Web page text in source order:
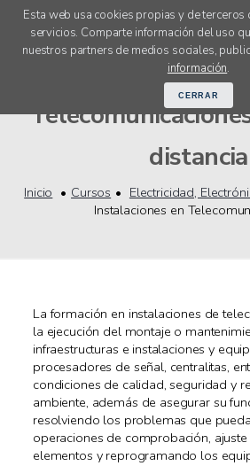
Esta web usa cookies propias y de terceros
servicios. Comparte información del uso
nuestros partners de medios sociales,
información.
CERRAR
Cursos
distancia
Inicio Cursos
Electricidad,
Instalaciones en
La formación en instalaciones de
la ejecución del montaje o
infraestructuras e instalaciones y
procesadores de señal, centralitas,
condiciones de calidad, seguridad y
ambiente, además de asegurar su
resolviendo los problemas que
operaciones de comprobación,
elementos y reprogramando los